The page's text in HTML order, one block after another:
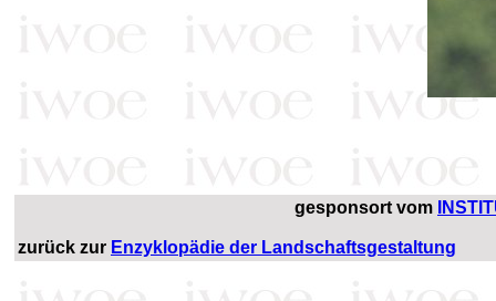
gesponsort vom
zurück zur Enzyklopädie der Landschaftsgestaltung